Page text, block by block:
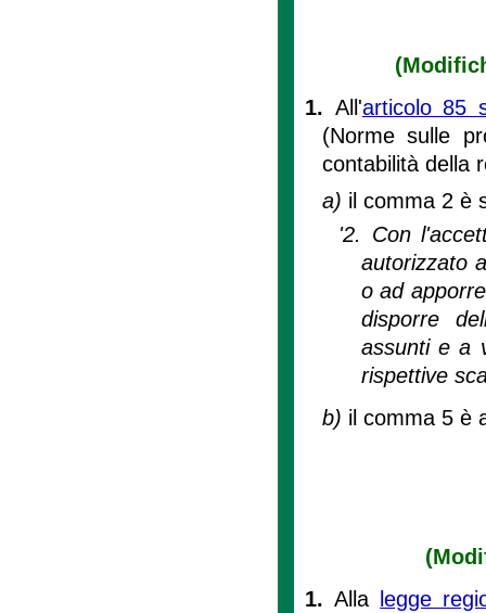
1. All'articolo 85
(Norme sulle
contabilità della
a) il comma 2 è
'2. Con
autorizzato
o ad
disporre
assunti e a
rispettive
b) il comma 5 è
1.Alla
legge